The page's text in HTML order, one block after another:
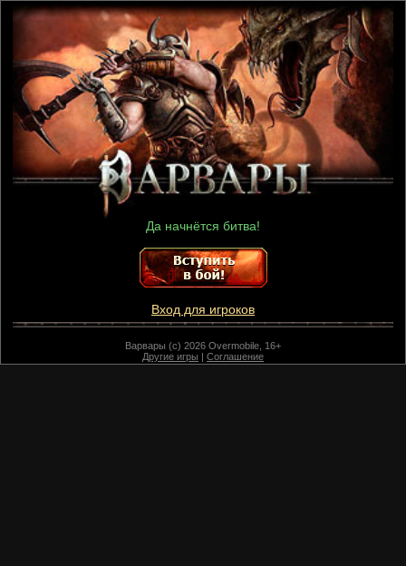
Да начнётся битва!
Вход для игроков
Варвары (c) 2026 Overmobile, 16+
Другие игры | Соглашение